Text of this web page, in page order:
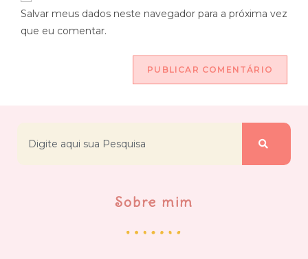
Salvar meus dados neste navegador para a próxima vez
que eu comentar.
Sobre mim